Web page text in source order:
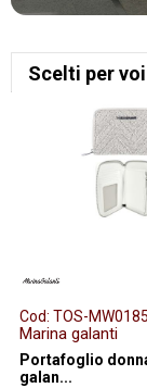
Scelti per voi
Cod: TOS-
Marina galanti
Portafoglio
galan...